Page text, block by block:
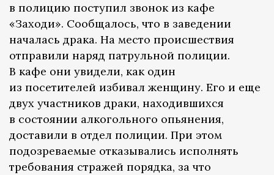
в полицию поступил звонок из кафе
«Заходи». Сообщалось, что в заведении
началась драка. На место происшествия
отправили наряд патрульной полиции.
В кафе они увидели, как один
из посетителей избивал женщину. Его и еще
двух участников драки, находившихся
в состоянии алкогольного опьянения,
доставили в отдел полиции. При этом
подозреваемые отказывались исполнять
требования стражей порядка, за что